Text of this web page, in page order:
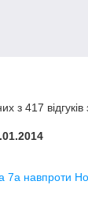
з 417 відгуків
7а навпроти